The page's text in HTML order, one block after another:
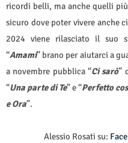
ricordi belli, ma anche quelli
sicuro dove poter vivere anche
2024 viene rilasciato il suo
“Amami” brano per aiutarci a
a novembre pubblica “Ci sarò”
“Una parte di Te” e “Perfetto
e Ora”.
Alessio Rosati su: